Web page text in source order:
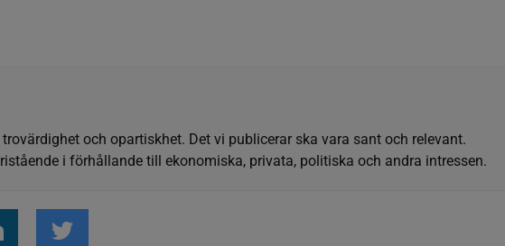
och opartiskhet. Det vi publicerar ska vara sant och relevant.
i förhållande till ekonomiska, privata, politiska och andra intressen.